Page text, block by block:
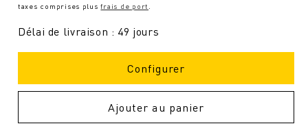
normal
taxes comprises plusfrais de port
Délai de livraison : 49 jours
Configurer
Ajouter au panier